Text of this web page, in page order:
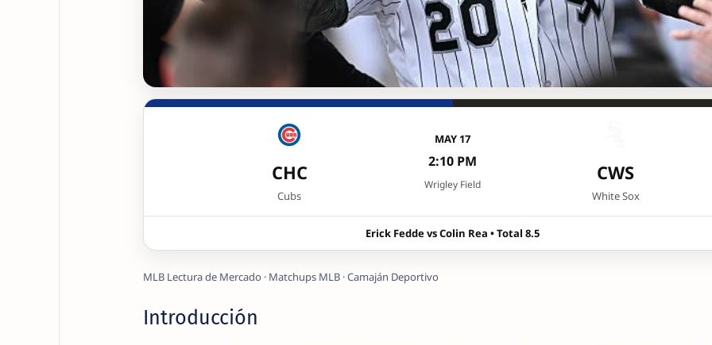
CHC
Cubs
MAY 17
2:10 PM
Wrigley Field
CWS
White Sox
Erick Fedde vs Colin Rea • Total 8.5
MLB Lectura de Mercado · Matchups MLB · Camaján Deportivo
Introducción